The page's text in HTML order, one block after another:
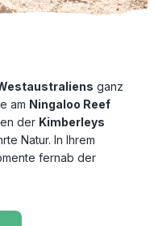
ganz
am Ningaloo Reef
der Kimberleys
Natur. In Ihrem
fernab der